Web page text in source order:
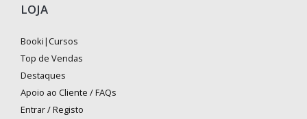
LOJA
Booki|Cursos
Top de Vendas
Destaques
Apoio ao Cliente / FAQs
Entrar / Registo